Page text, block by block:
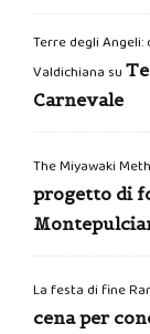
Terre degli
Valdichiana su
Carnevale
The Miyawaki
progetto di
La festa di fine
cena per